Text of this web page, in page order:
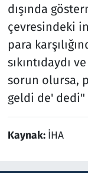
dışında
çevresindeki
para
sıkıntıdaydı
sorun olursa,
geldi de'
Kaynak: İHA